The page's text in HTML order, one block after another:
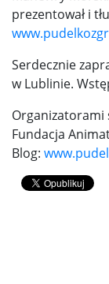
prezentował i
Serdecznie
w Lublinie.
Organizatorami
Fundacja
Blog: